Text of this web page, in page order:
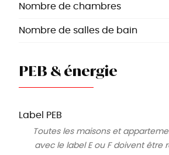
Nombre de chambres
Nombre de salles de bain
PEB & énergie
Label PEB
Toutes les maisons et
avec le label E ou F doivent être